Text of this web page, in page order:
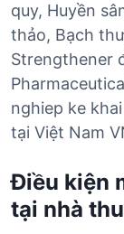
quy, Huyền
thảo, Bạch
Strengthener
nghiep ke
tại Việt Nam
Điều kiện
tại nhà